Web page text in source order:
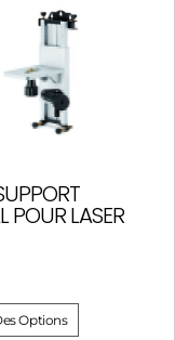
POUR LASER
Options